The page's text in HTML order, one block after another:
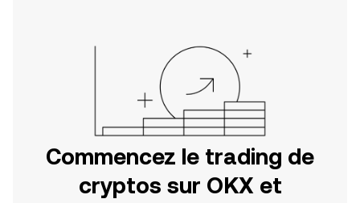
Commencez le trading de
cryptos sur OKX et